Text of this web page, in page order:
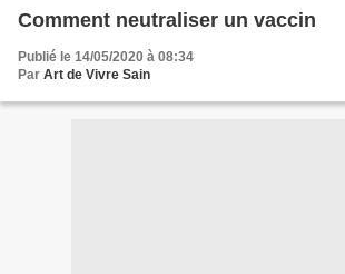
Comment neutraliser un vaccin
Publié le 14/05/2020 à 08:34
Par Art de Vivre Sain